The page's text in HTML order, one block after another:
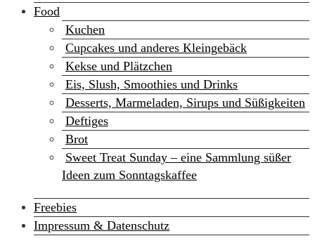
Food
Kuchen
Cupcakes und anderes Kleingebäck
Kekse und Plätzchen
Eis, Slush, Smoothies und Drinks
Desserts, Marmeladen, Sirups und Süßigkeiten
Deftiges
Brot
Sweet Treat Sunday – eine Sammlung süßer
Ideen zum Sonntagskaffee
Freebies
Impressum & Datenschutz